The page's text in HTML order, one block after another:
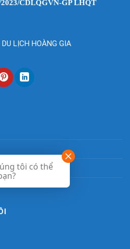
CDLQGVN-GP LHQT
LỊCH HOÀNG GIA
tôi có thể